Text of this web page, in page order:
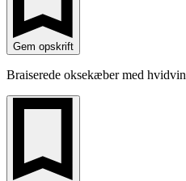
Gem opskrift
Braiserede oksekæber med hvidvin